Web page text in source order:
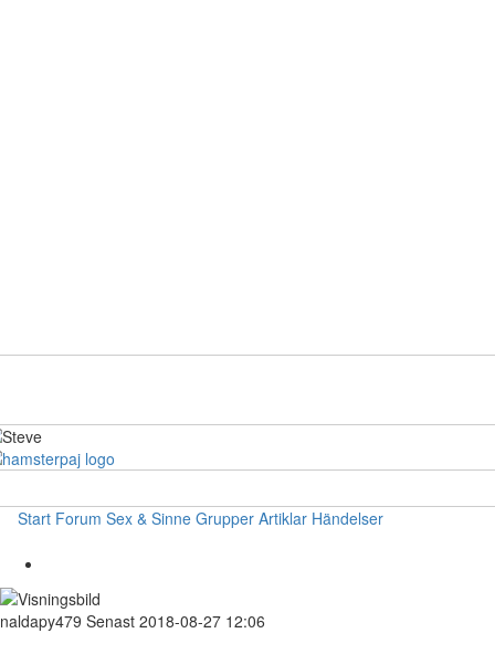
Start Forum Sex & Sinne Grupper Artiklar Händelser
naldapy479 Senast 2018-08-27 12:06